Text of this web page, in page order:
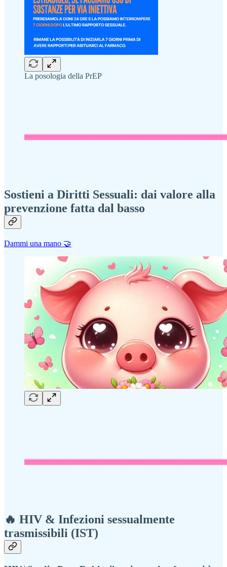
La posologia della PrEP
Sostieni a Diritti Sessuali: dai valore alla
prevenzione fatta dal basso
Dammi una mano 🤝
🔥 HIV & Infezioni sessualmente
trasmissibili (IST)